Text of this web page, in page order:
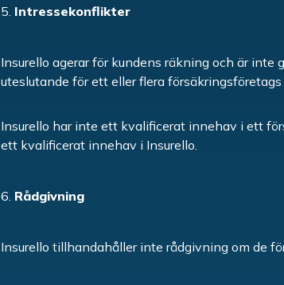
Intressekonflikter
Insurello agerar för kundens räkning och är
uteslutande för ett eller flera försäkringsföretags
Insurello har inte ett kvalificerat innehav i ett
ett kvalificerat innehav i Insurello.
Rådgivning
Insurello tillhandahåller inte rådgivning om de